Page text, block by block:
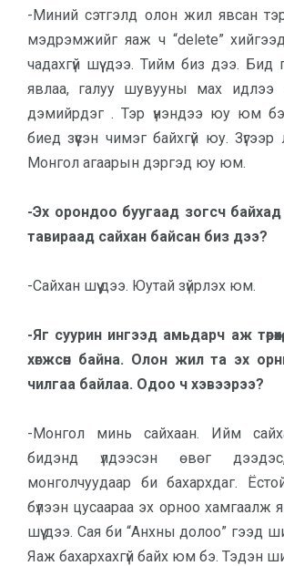
-Миний сэтгэлд олон жил явсан
мэдрэмжийг яаж ч “delete”
чадахгүй шүү дээ. Тийм биз дээ. Бид
явлаа, галуу шувууны мах ид­лээ
дэмийрдэг . Тэр үнэн­дээ юу юм
биед зүү­сэн чимэг байхгүй юу.
Монгол агаарын дэргэд юу юм.
-Эх орондоо буугаад зогсч бай­хад
тавираад сайхан байсан биз дээ?
-Сайхан шүү дээ. Юутай зүйрлэх юм.
-Яг суурин ингээд амьдарч аж
хөгжсөн бай­на. Олон жил та эх
чилгаа байлаа. Одоо ч хэвээ­рээ?
-Монгол минь сайхаан. Ийм
бидэнд үлдээсэн өвөг
монголчуудаар би ба­хархдаг.
бүлээн цу­саа­­раа эх орноо хамгаалж
шүү дээ. Сая би “Анхны долоо” гээд
Яаж ба­хар­хах­гүй байх юм бэ. Тэдэн